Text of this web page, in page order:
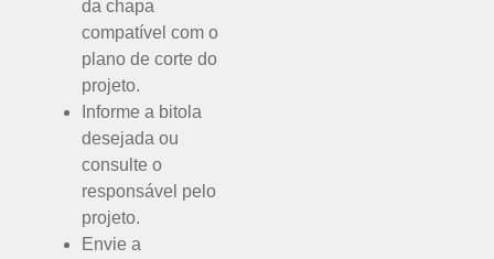
da chapa
compatível com o
plano de corte do
projeto.
Informe a bitola
desejada ou
consulte o
responsável pelo
projeto.
Envie a